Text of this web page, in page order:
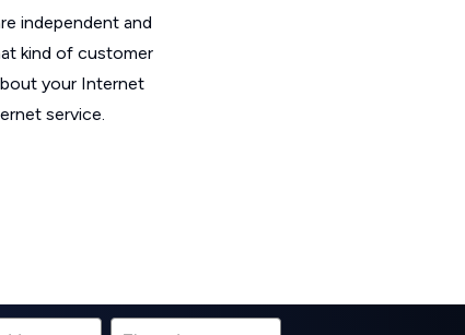
independent and
kind of customer
your Internet
service.